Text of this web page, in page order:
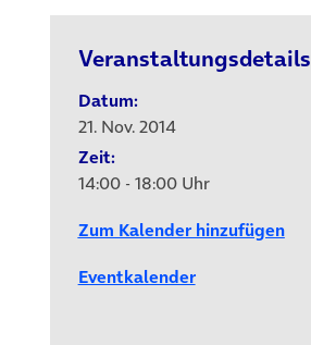
Veranstaltungsdetails
Datum:
21. Nov. 2014
Zeit:
14:00 - 18:00 Uhr
Zum Kalender hinzufügen
Eventkalender